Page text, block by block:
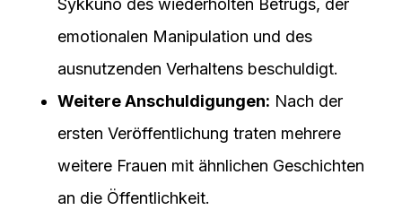
Sykkuno des wiederholten Betrugs, der
emotionalen Manipulation und des
ausnutzenden Verhaltens beschuldigt.
Weitere Anschuldigungen: Nach der
ersten Veröffentlichung traten mehrere
weitere Frauen mit ähnlichen Geschichten
an die Öffentlichkeit.